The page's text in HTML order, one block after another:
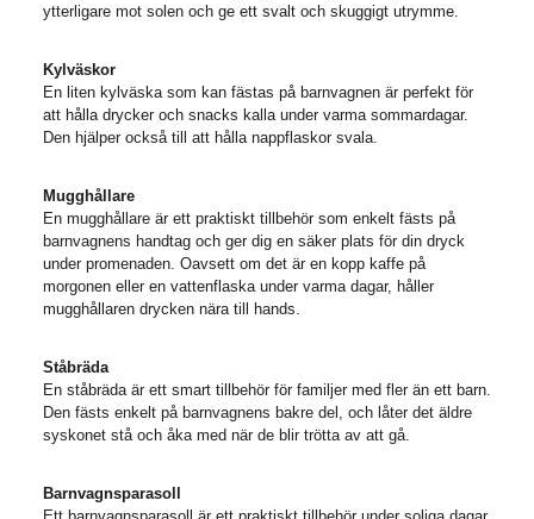
ytterligare mot solen och ge ett svalt och skuggigt utrymme.
Kylväskor
En liten kylväska som kan fästas på barnvagnen är perfekt för
att hålla drycker och snacks kalla under varma sommardagar.
Den hjälper också till att hålla nappflaskor svala.
Mugghållare
En mugghållare är ett praktiskt tillbehör som enkelt fästs på
barnvagnens handtag och ger dig en säker plats för din dryck
under promenaden. Oavsett om det är en kopp kaffe på
morgonen eller en vattenflaska under varma dagar, håller
mugghållaren drycken nära till hands.
Ståbräda
En ståbräda är ett smart tillbehör för familjer med fler än ett barn.
Den fästs enkelt på barnvagnens bakre del, och låter det äldre
syskonet stå och åka med när de blir trötta av att gå.
Barnvagnsparasoll